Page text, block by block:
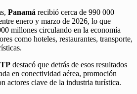
Panamá recibió cerca de 990 000
enero y marzo de 2026, lo que
millones circulando en la economía
como hoteles, restaurantes, transporte,
destacó que detrás de esos resultados
en conectividad aérea, promoción
actores clave de la industria turística.